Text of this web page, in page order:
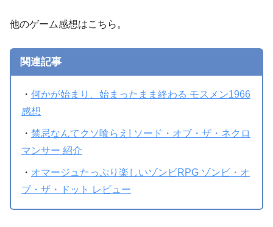
他のゲーム感想はこちら。
関連記事
・何かが始まり、始まったまま終わる モスメン1966
感想
・禁忌なんてクソ喰らえ! ソード・オブ・ザ・ネクロ
マンサー 紹介
・ オマージュたっぷり楽しいゾンビRPG ゾンビ・オ
ブ・ザ・ドット レビュー